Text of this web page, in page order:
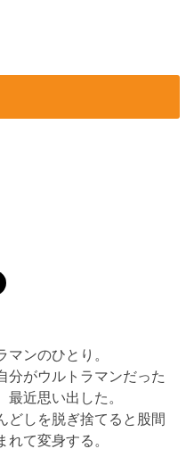
ンのひとり。
分がウルトラマンだった
近思い出した。
どしを脱ぎ捨てると股間
て変身する。